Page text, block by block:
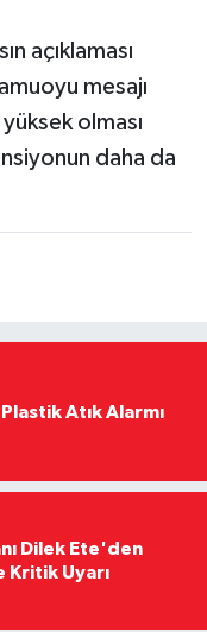
açıklaması
mesajı
yüksek olması
daha da
Atık Alarmı
Dilek Ete'den
Kritik Uyarı